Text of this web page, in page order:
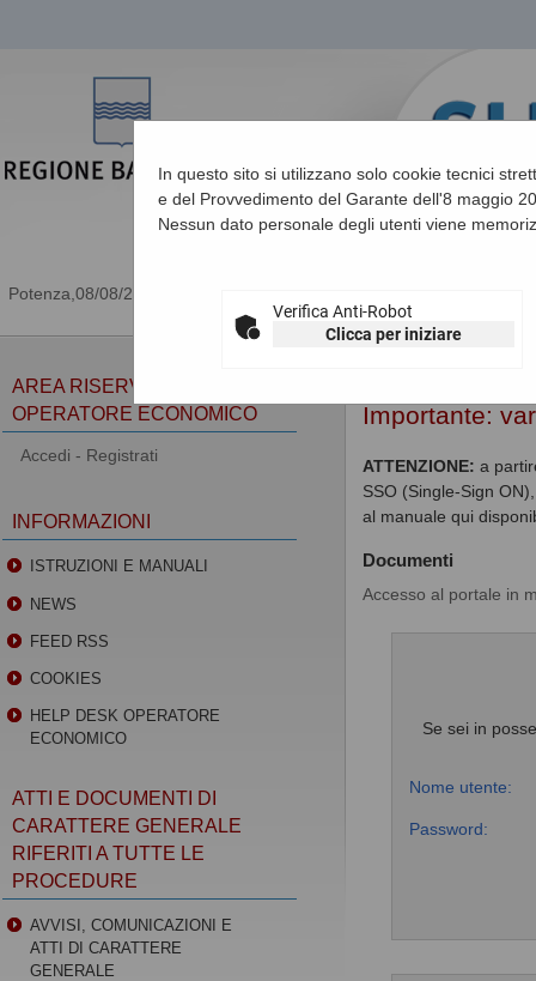
08/08/2026 16:41
Sei qui: Home
In questo sito si utilizzano solo cookie tecnici
e del Provvedimento del Garante dell'8 maggio
Nessun dato personale degli utenti viene
Verifica Anti-Robot
Clicca per iniziare
Importante:
ATTENZIONE: a
SSO (Single-Sign
al manuale qui
Documenti
Accesso al portale in
Se sei in
Nome utente:
Password:
AREA RISERVATA
OPERATORE ECONOMICO
Accedi - Registrati
INFORMAZIONI
ISTRUZIONI E MANUALI
NEWS
FEED RSS
COOKIES
HELP DESK OPERATORE
ECONOMICO
ATTI E DOCUMENTI DI
CARATTERE GENERALE
RIFERITI A TUTTE LE
PROCEDURE
AVVISI, COMUNICAZIONI E
ATTI DI CARATTERE
GENERALE